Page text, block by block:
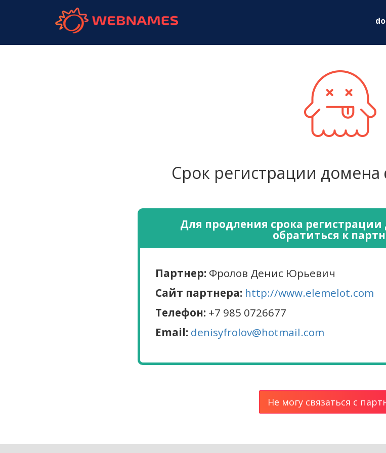
Срок регистрации домена
Для продления срока
обратиться к
Партнер: Фролов Денис Юрьевич
Сайт партнера: http://www.elemelot.com
Телефон: +7 985 0726677
Email: denisyfrolov@hotmail.com
Не могу связаться с